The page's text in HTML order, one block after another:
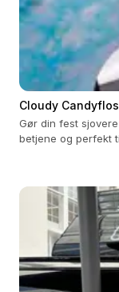
Cloudy
Gør din fest
betjene og perfekt